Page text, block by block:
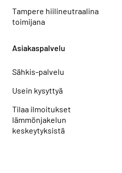
Tampere hiilineutraalina
toimijana
Asiakaspalvelu
Sähkis-palvelu
Usein kysyttyä
Tilaa ilmoitukset
lämmönjakelun
keskeytyksistä